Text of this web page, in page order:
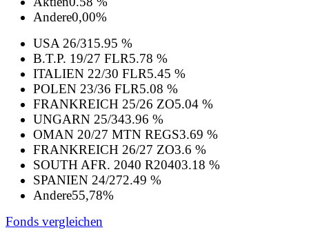
Andere0,00%
USA 26/31 5.95 %
B.T.P. 19/27 FLR5.78 %
ITALIEN 22/30 FLR5.45 %
POLEN 23/36 FLR5.08 %
FRANKREICH 25/26 ZO5.04 %
UNGARN 25/343.96 %
OMAN 20/27 MTN REGS3.69 %
FRANKREICH 26/27 ZO3.6 %
SOUTH AFR. 2040 R20403.18 %
SPANIEN 24/272.49 %
Andere55,78%
Fonds vergleichen